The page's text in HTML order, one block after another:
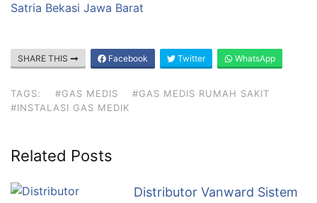
Satria Bekasi Jawa Barat
SHARE THIS Facebook Twitter WhatsApp
TAGS: #GAS MEDIS
#GAS MEDIS RUMAH SAKIT
#INSTALASI GAS MEDIK
Related Posts
Distributor Vanward Sistem